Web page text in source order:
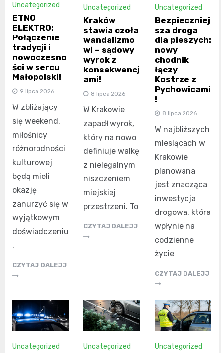
Uncategorized
ETNO
ELEKTRO:
Połączenie
tradycji i
nowoczesno
ści w sercu
Małopolski!
9 lipca 2026
W zbliżający
się weekend,
miłośnicy
różnorodności
kulturowej
będą mieli
okazję
zanurzyć się w
wyjątkowym
doświadczeniu
.
CZYTAJ DALEJJ
Uncategorized
Kraków
stawia czoła
wandalizmo
wi – sądowy
wyrok z
konsekwencj
ami!
8 lipca 2026
W Krakowie
zapadł wyrok,
który na nowo
definiuje walkę
z nielegalnym
niszczeniem
miejskiej
przestrzeni. To
CZYTAJ DALEJJ
Uncategorized
Bezpieczniej
sza droga
dla pieszych:
nowy
chodnik
łączy
Kostrze z
Pychowicami
!
8 lipca 2026
W najbliższych
miesiącach w
Krakowie
planowana
jest znacząca
inwestycja
drogowa, która
wpłynie na
codzienne
życie
CZYTAJ DALEJJ
Uncategorized Uncategorized Uncategorized